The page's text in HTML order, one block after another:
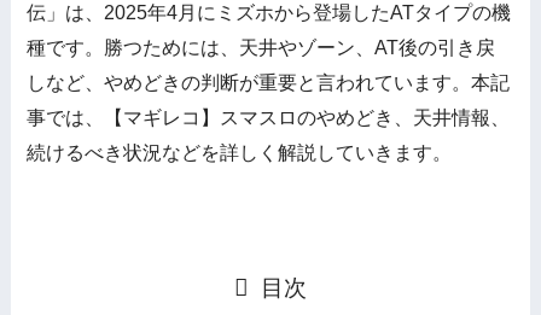
伝」は、2025年4月にミズホから登場したATタイプの機
種です。勝つためには、天井やゾーン、AT後の引き戻
しなど、やめどきの判断が重要と言われています。本記
事では、【マギレコ】スマスロのやめどき、天井情報、
続けるべき状況などを詳しく解説していきます。
目次